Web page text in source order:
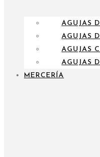
AGUJAS
AGUJAS
AGUJAS
AGUJAS
MERCERÍA